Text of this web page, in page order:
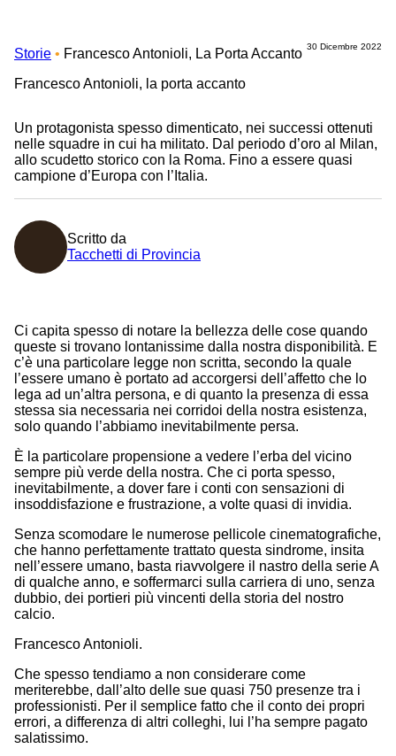
Briciole
di
Storie Francesco Antonioli, La Porta Accanto 30 Dicembre 2022
Francesco Antonioli, la porta accanto
Un protagonista spesso dimenticato, nei successi ottenuti
nelle squadre in cui ha militato. Dal periodo d’oro al Milan,
allo scudetto storico con la Roma. Fino a essere quasi
campione d’Europa con l’Italia.
Scritto da
Tacchetti di Provincia
Ci capita spesso di notare la bellezza delle cose quando
queste si trovano lontanissime dalla nostra disponibilità. E
c’è una particolare legge non scritta, secondo la quale
l’essere umano è portato ad accorgersi dell’affetto che lo
lega ad un’altra persona, e di quanto la presenza di essa
stessa sia necessaria nei corridoi della nostra esistenza,
solo quando l’abbiamo inevitabilmente persa.
È la particolare propensione a vedere l’erba del vicino
sempre più verde della nostra. Che ci porta spesso,
inevitabilmente, a dover fare i conti con sensazioni di
insoddisfazione e frustrazione, a volte quasi di invidia.
Senza scomodare le numerose pellicole cinematografiche,
che hanno perfettamente trattato questa sindrome, insita
nell’essere umano, basta riavvolgere il nastro della serie A
di qualche anno, e soffermarci sulla carriera di uno, senza
dubbio, dei portieri più vincenti della storia del nostro
calcio.
Francesco Antonioli.
Che spesso tendiamo a non considerare come
meriterebbe, dall’alto delle sue quasi 750 presenze tra i
professionisti. Per il semplice fatto che il conto dei propri
errori, a differenza di altri colleghi, lui l’ha sempre pagato
salatissimo.